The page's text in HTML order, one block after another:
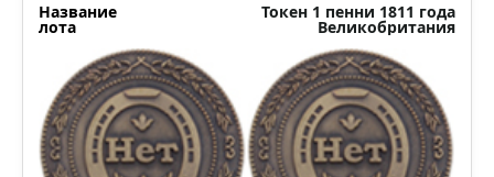
Токен 1 пенни 1811 года
Великобритания